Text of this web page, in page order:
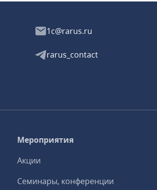
1c@rarus.ru
rarus_contact
Мероприятия
Акции
Семинары, конференции